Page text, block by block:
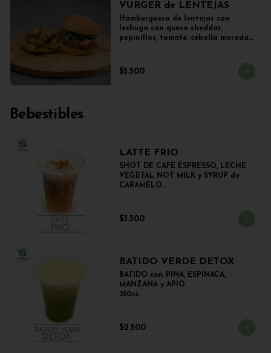
VURGER de LENTEJAS
Hamburguesa de lentejas con
lechuga con queso cheddar,
pepinillos, tomate, cebolla morada
$5.500
Bebestibles
LATTE FRIO
SHOT DE CAFE ESPRESSO, LECHE
VEGETAL NOT MILK y SYRUP de
CARAMELO
$3.500
BATIDO VERDE DETOX
BATIDO con PIÑA, ESPINACA,
MANZANA y APIO.
350cc.
$2.500